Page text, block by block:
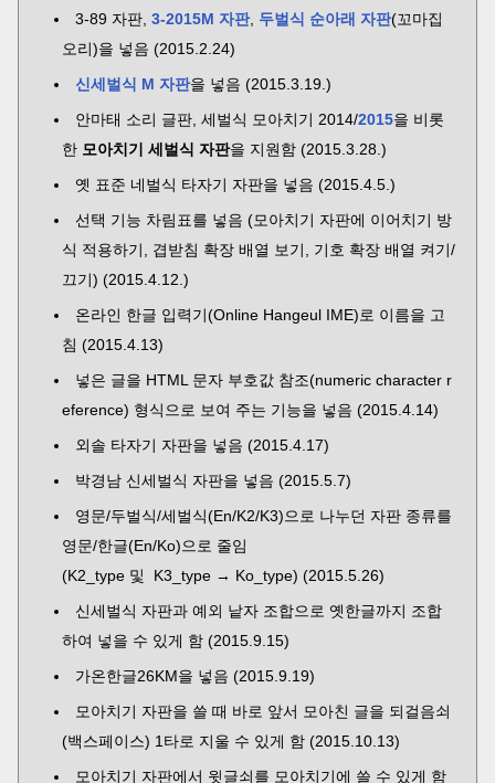
3-89 자판, 3-2015M 자판, 두벌식 순아래 자판(꼬마집
오리)을 넣음 (2015.2.24)
신세벌식 M 자판을 넣음 (2015.3.19.)
안마태 소리 글판, 세벌식 모아치기 2014/2015을 비롯
한 모아치기 세벌식 자판을 지원함 (2015.3.28.)
옛 표준 네벌식 타자기 자판을 넣음 (2015.4.5.)
선택 기능 차림표를 넣음 (모아치기 자판에 이어치기 방
식 적용하기, 겹받침 확장 배열 보기, 기호 확장 배열 켜기/
끄기) (2015.4.12.)
온라인 한글 입력기(Online Hangeul IME)로 이름을 고
침 (2015.4.13)
넣은 글을 HTML 문자 부호값 참조(numeric character r
eference) 형식으로 보여 주는 기능을 넣음 (2015.4.14)
외솔 타자기 자판을 넣음 (2015.4.17)
박경남 신세벌식 자판을 넣음 (2015.5.7)
영문/두벌식/세벌식(En/K2/K3)으로 나누던 자판 종류를
영문/한글(En/Ko)으로 줄임
(K2_type 및 K3_type → Ko_type) (2015.5.26)
신세벌식 자판과 예외 낱자 조합으로 옛한글까지 조합
하여 넣을 수 있게 함 (2015.9.15)
가온한글26KM을 넣음 (2015.9.19)
모아치기 자판을 쓸 때 바로 앞서 모아친 글을 되걸음쇠
(백스페이스) 1타로 지울 수 있게 함 (2015.10.13)
모아치기 자판에서 윗글쇠를 모아치기에 쓸 수 있게 함